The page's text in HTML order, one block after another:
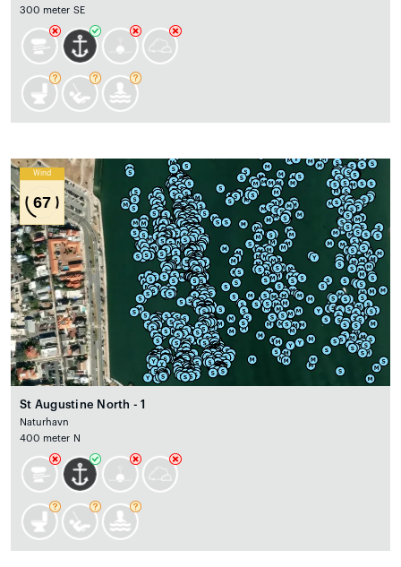
300 meter SE
Wind
67
St Augustine North - 1
Naturhavn
400 meter N